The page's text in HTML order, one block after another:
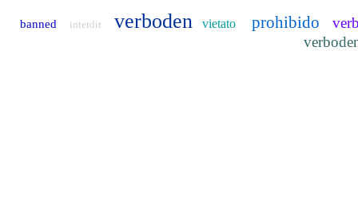
banned interdit verboden vietato prohibido